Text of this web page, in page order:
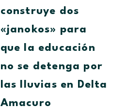
por
lluvias
en
Amacuro
construye dos
«janokos» para
que la educación
no se detenga por
las lluvias en Delta
Amacuro